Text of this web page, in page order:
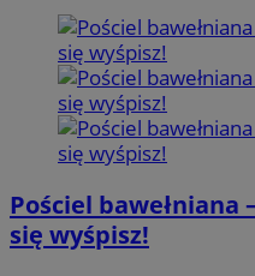
Pościel
się wyśpisz!